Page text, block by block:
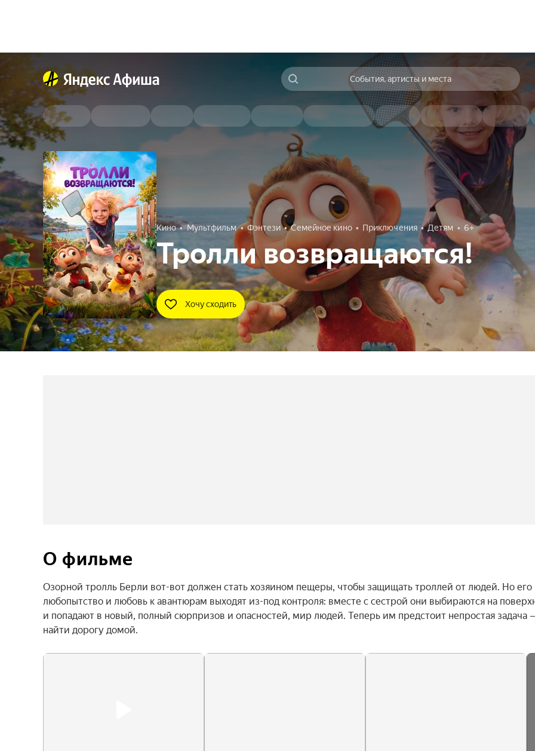
События, артисты и места
Кино Мультфильм Фэнтези Семейное кино Приключения Детям 6+
Тролли возвращаются!
Хочу сходить
О фильме
Озорной тролль Берли вот-вот должен стать хозяином пещеры, чтобы защищать троллей от людей. Но его
любопытство и любовь к авантюрам выходят из-под контроля: вместе с сестрой они выбираются на
и попадают в новый, полный сюрпризов и опасностей, мир людей. Теперь им предстоит непростая задача
найти дорогу домой.